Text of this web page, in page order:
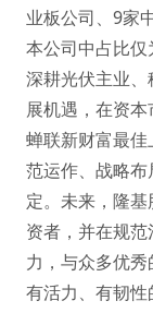
业板公司、9家
本公司中占比
深耕光伏主业
展机遇，在资
蝉联新财富最
范运作、战略
定。未来，隆
资者，并在规
力，与众多优秀
有活力、有韧性